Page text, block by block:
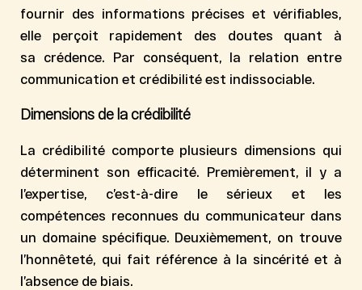
fournir des informations précises et vérifiables,
elle perçoit rapidement des doutes quant à
sa crédence. Par conséquent, la relation entre
communication et crédibilité est indissociable.
Dimensions de la crédibilité
La crédibilitécomporte plusieurs dimensions qui
déterminent son efficacité. Premièrement, il y a
l’expertise, c’est-à-dire lesérieux et les
compétences reconnues du communicateur dans
un domaine spécifique. Deuxièmement, on trouve
l’honnêteté, qui fait référence à la sincérité et à
l’absence de biais.